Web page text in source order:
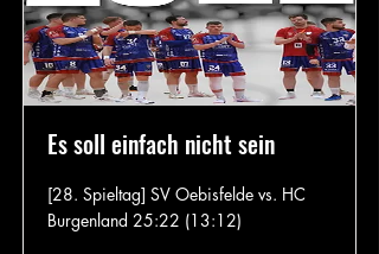
Es soll einfach nicht sein
[28. Spieltag] SV Oebisfelde vs. HC
Burgenland 25:22 (13:12)